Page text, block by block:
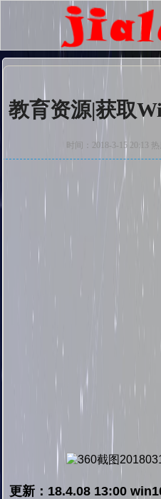
教育资源|获取
时间：2018-3-15 20:13
更新：18.4.08 13:00